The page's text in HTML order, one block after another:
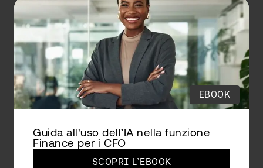
EBOOK
Guida all'uso dell’IA nella funzione
Finance per i CFO
SCOPRI L’EBOOK